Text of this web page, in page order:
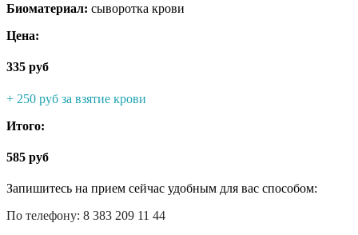
Биоматериал: сыворотка крови
Цена:
335 руб
+ 250 руб за взятие крови
Итого:
585 руб
Запишитесь на прием сейчас удобным для вас способом:
По телефону: 8 383 209 11 44